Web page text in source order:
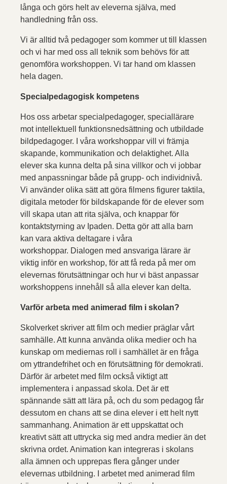
långa och görs helt av eleverna själva, med
handledning från oss.
Vi är alltid två pedagoger som kommer ut till klassen
och vi har med oss all teknik som behövs för att
genomföra workshoppen. Vi tar hand om klassen
hela dagen.
Specialpedagogisk kompetens
Hos oss arbetar specialpedagoger, speciallärare
mot intellektuell funktionsnedsättning och utbildade
bildpedagoger. I våra workshoppar vill vi främja
skapande, kommunikation och delaktighet. Alla
elever ska kunna delta på sina villkor och vi jobbar
med anpassningar både på grupp- och individnivå.
Vi använder olika sätt att göra filmens figurer taktila,
digitala metoder för bildskapande för de elever som
vill skapa utan att rita själva, och knappar för
kontaktstyrning av Ipaden. Detta gör att alla barn
kan vara aktiva deltagare i våra
workshoppar. Dialogen med ansvariga lärare är
viktig inför en workshop, för att få reda på mer om
elevernas förutsättningar och hur vi bäst anpassar
workshoppens innehåll så alla elever kan delta.
Varför arbeta med animerad film i skolan?
Skolverket skriver att film och medier präglar vårt
samhälle. Att kunna använda olika medier och ha
kunskap om mediernas roll i samhället är en fråga
om yttrandefrihet och en förutsättning för demokrati.
Därför är arbetet med film också viktigt att
implementera i anpassad skola. Det är ett
spännande sätt att lära på, och du som pedagog får
dessutom en chans att se dina elever i ett helt nytt
sammanhang. Animation är ett uppskattat och
kreativt sätt att uttrycka sig med andra medier än det
skrivna ordet. Animation kan integreras i skolans
alla ämnen och upprepas flera gånger under
elevernas utbildning. I arbetet med animerad film